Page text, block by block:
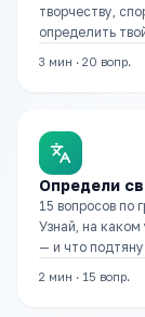
творчеству,
определить
3 мин · 20 вопр.
Определи
15 вопросов по
Узнай, на
— и что
2 мин · 15 вопр.